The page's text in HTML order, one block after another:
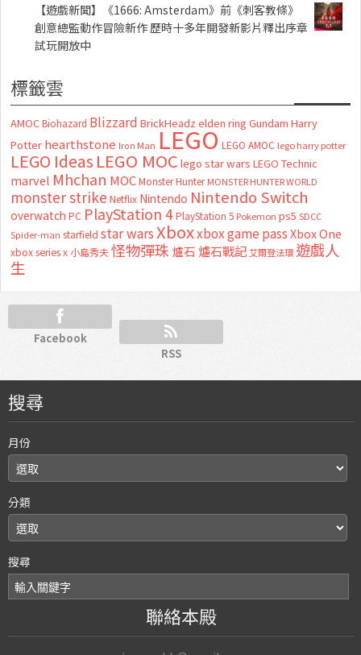
【遊戲新聞】《1666: Amsterdam》前《刺客教條》
創意總監動作冒險新作 歷時十多年開發新影片釋出序章
試玩開放中
標籤雲
AMOC Biohazard Blizzard BrickHeadz elden ring Gundam Harry
Potter hearthstone Iron Man LEGO LEGO AMOC lego harry potter
LEGO Ideas LEGO MOC lego star wars LEGO Technic
marvel Mhchan MOC Monster Hunter MONSTER HUNTER WORLD
monster strike Netflix Nintendo Nintendo Switch
overwatch PC PlayStation 4 PlayStation 5 Pokemon ps5 SDCC
Spider-man starfield star warsXboxxbox game passXbox One
xbox series x 小島秀夫怪物彈珠 爐石 爐石戰記艾爾登法環 遊戲人
生
Facebook
RSS
搜尋
月份
分類
搜尋
聯絡本殿